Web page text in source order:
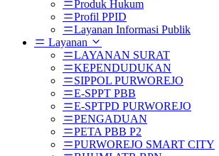
Produk Hukum
Profil PPID
Layanan Informasi Publik
Layanan
LAYANAN SURAT
KEPENDUDUKAN
SIPPOL PURWOREJO
E-SPPT PBB
E-SPTPD PURWOREJO
PENGADUAN
PETA PBB P2
PURWOREJO SMART CITY